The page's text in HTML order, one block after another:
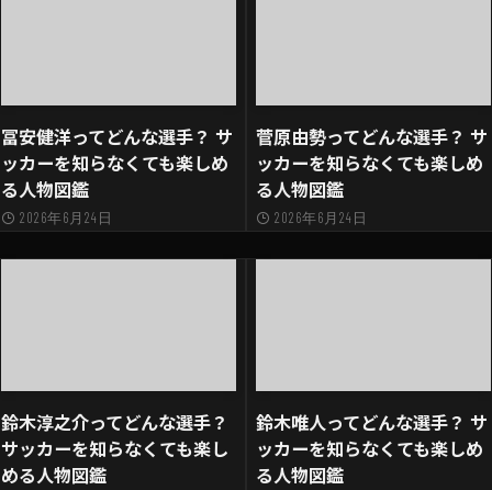
冨安健洋ってどんな選手？ サ
ッカーを知らなくても楽しめ
る人物図鑑
2026年6月24日
菅原由勢ってどんな選手？ サ
ッカーを知らなくても楽しめ
る人物図鑑
2026年6月24日
鈴木淳之介ってどんな選手？
サッカーを知らなくても楽し
める人物図鑑
鈴木唯人ってどんな選手？ サ
ッカーを知らなくても楽しめ
る人物図鑑